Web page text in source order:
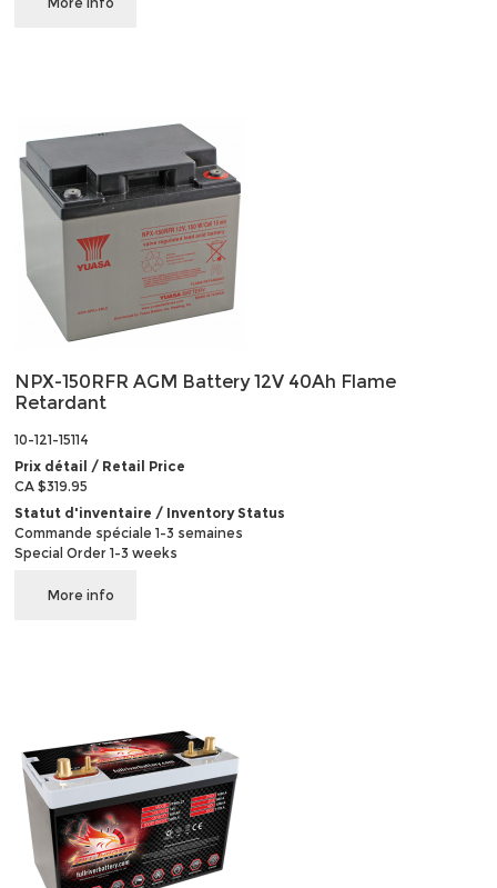
NPX-150RFR AGM Battery 12V 40Ah Flame
Retardant
10-121-15114
Prix détail / Retail Price
CA $319.95
Statut d'inventaire / Inventory Status
Commande spéciale 1-3 semaines
Special Order 1-3 weeks
More info